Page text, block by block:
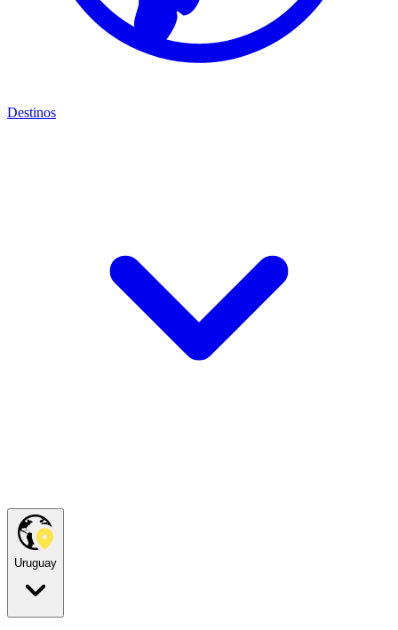
Destinos
Uruguay